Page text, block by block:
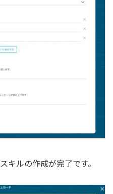
キルの作成が完了です。